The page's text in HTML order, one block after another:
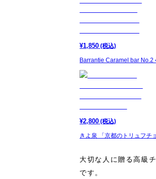
¥1,850 (税込)
Barrantie Caramel bar No.2
¥2,800 (税込)
きよ泉 「京都のトリュフチ
大切な人に贈る高級
です。